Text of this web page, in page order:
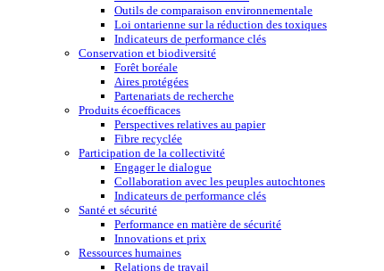
Outils de comparaison environnementale
Loi ontarienne sur la réduction des toxiques
Indicateurs de performance clés
Conservation et biodiversité
Forêt boréale
Aires protégées
Partenariats de recherche
Produits écoefficaces
Perspectives relatives au papier
Fibre recyclée
Participation de la collectivité
Engager le dialogue
Collaboration avec les peuples autochtones
Indicateurs de performance clés
Santé et sécurité
Performance en matière de sécurité
Innovations et prix
Ressources humaines
Relations de travail